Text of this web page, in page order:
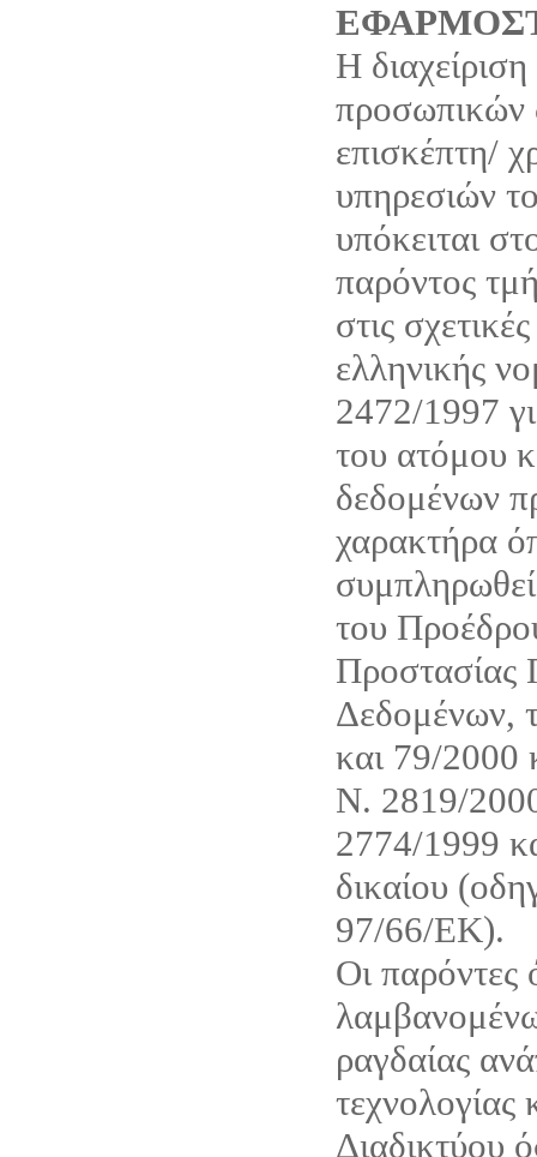
Η
προσωπικών
επισκέπτη/
υπηρεσιών
υπόκειται
παρόντος
στις
ελληνικής
2472/1997
του ατόμου
δεδομένων
χαρακτήρα
του
Προστασίας
Δεδομένων,
και 79/2000
Ν. 2819/
2774/1999
δικαίου
97/66/ΕΚ).
Οι παρόντες
ραγδαίας
τεχνολογίας
Διαδικτύου